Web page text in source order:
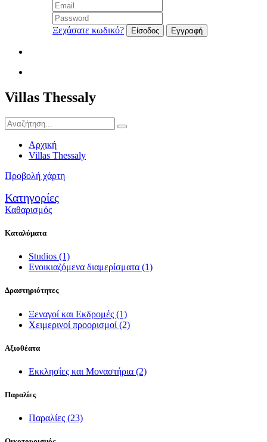
Ξεχάσατε κωδικό?
Villas Thessaly
Αρχική
Villas Thessaly
Προβολή χάρτη
Κατηγορίες
Καθαρισμός
Καταλύματα
Studios (1)
Ενοικιαζόμενα διαμερίσματα (1)
Δραστηριότητες
Ξεναγοί και Εκδρομές (1)
Χειμερινοί προορισμοί (2)
Αξιοθέατα
Εκκλησίες και Μοναστήρια (2)
Παραλίες
Παραλίες (23)